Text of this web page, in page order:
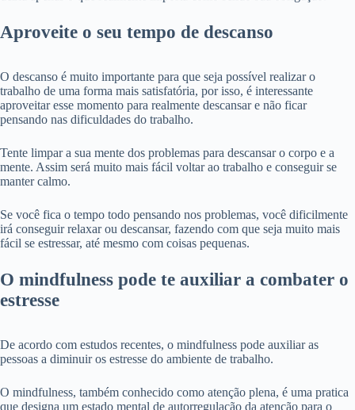
Aproveite o seu tempo de descanso
O descanso é muito importante para que seja possível realizar o
trabalho de uma forma mais satisfatória, por isso, é interessante
aproveitar esse momento para realmente descansar e não ficar
pensando nas dificuldades do trabalho.
Tente limpar a sua mente dos problemas para descansar o corpo e a
mente. Assim será muito mais fácil voltar ao trabalho e conseguir se
manter calmo.
Se você fica o tempo todo pensando nos problemas, você dificilmente
irá conseguir relaxar ou descansar, fazendo com que seja muito mais
fácil se estressar, até mesmo com coisas pequenas.
O mindfulness pode te auxiliar a combater o
estresse
De acordo com estudos recentes, o mindfulness pode auxiliar as
pessoas a diminuir os estresse do ambiente de trabalho.
O mindfulness, também conhecido como atenção plena, é uma pratica
que designa um estado mental de autorregulação da atenção para o